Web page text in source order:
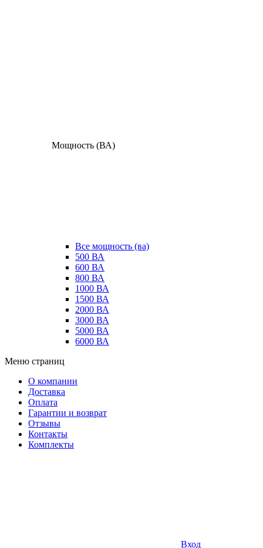
Мощность (ВА)
Все мощность (ва)
500 ВА
600 ВА
800 ВА
1000 ВА
1500 ВА
2000 ВА
3000 ВА
5000 ВА
6000 ВА
Меню страниц
О компании
Доставка
Оплата
Гарантии и возврат
Отзывы
Контакты
Комплекты
Вход